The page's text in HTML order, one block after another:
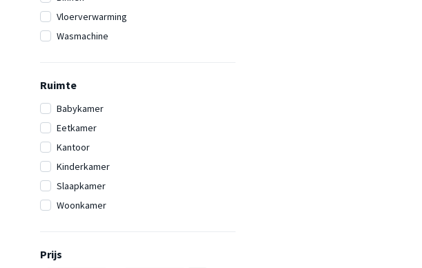
Vloerverwarming
Wasmachine
Ruimte
Babykamer
Eetkamer
Kantoor
Kinderkamer
Slaapkamer
Woonkamer
Prijs